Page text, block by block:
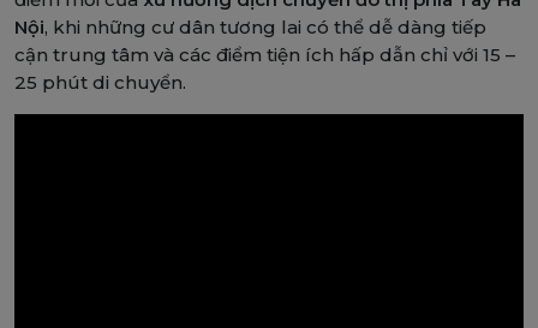
Nội, khi những cư dân tương lai có thể dễ dàng tiếp
cận trung tâm và các điểm tiện ích hấp dẫn chỉ với 15 –
25 phút di chuyển.